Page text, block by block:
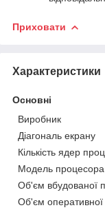
Приховати
Характеристики
Основні
Виробник
Діагональ екрану
Кількість ядер
Модель процесора
Об'єм вбудованої
Об'єм оперативної